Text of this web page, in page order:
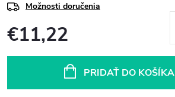
Možnosti doručenia
€11,22
PRIDAŤ DO KOŠÍKA